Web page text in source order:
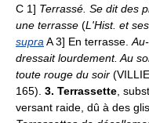
C 1] Terrassé. Se dit des
une terrasse (L'Hist. et
supraA 3] En terrasse.
dressait lourdement. Au
toute rouge du soir
165). 3. Terrassette,
versant raide, dû à des